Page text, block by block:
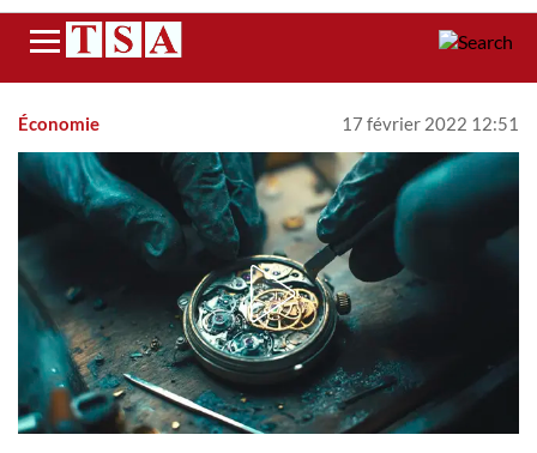
Menu
Économie 17 février 2022 12:51